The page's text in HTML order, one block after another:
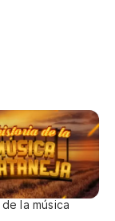
la música